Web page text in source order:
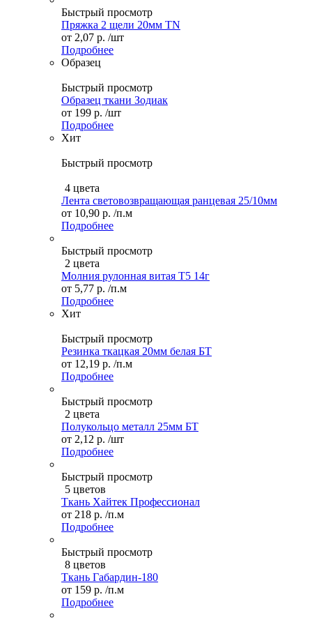
Быстрый просмотр
Пряжка 2 щели 20мм TN
от 2,07 р. /шт
Подробнее
Образец
Быстрый просмотр
Образец ткани Зодиак
от 199 р. /шт
Подробнее
Хит
Быстрый просмотр
4 цвета
Лента световозвращающая ранцевая 25/10мм
от 10,90 р. /п.м
Подробнее
Быстрый просмотр
2 цвета
Молния рулонная витая Т5 14г
от 5,77 р. /п.м
Подробнее
Хит
Быстрый просмотр
Резинка ткацкая 20мм белая БТ
от 12,19 р. /п.м
Подробнее
Быстрый просмотр
2 цвета
Полукольцо металл 25мм БТ
от 2,12 р. /шт
Подробнее
Быстрый просмотр
5 цветов
Ткань Хайтек Профессионал
от 218 р. /п.м
Подробнее
Быстрый просмотр
8 цветов
Ткань Габардин-180
от 159 р. /п.м
Подробнее